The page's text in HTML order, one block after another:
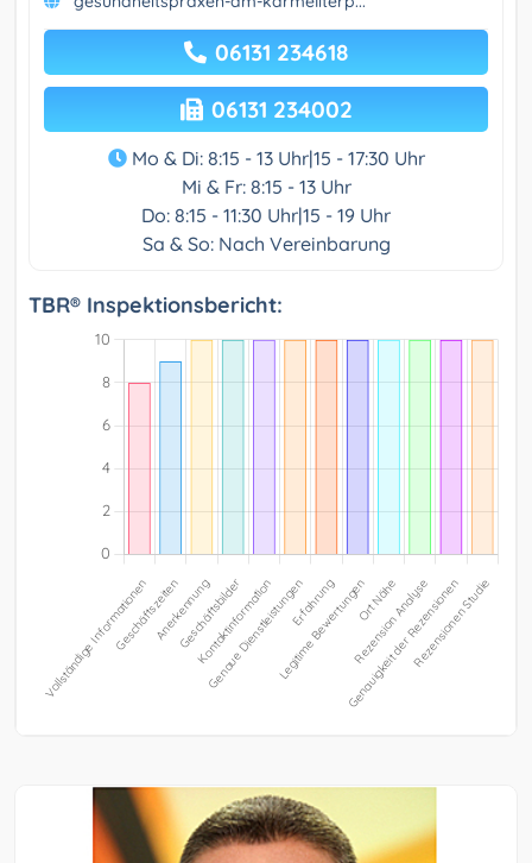
06131 234618
06131 234002
Mo & Di: 8:15 - 13 Uhr|15 - 17:30 Uhr
Mi & Fr: 8:15 - 13 Uhr
Do: 8:15 - 11:30 Uhr|15 - 19 Uhr
Sa & So: Nach Vereinbarung
TBR® Inspektionsbericht: